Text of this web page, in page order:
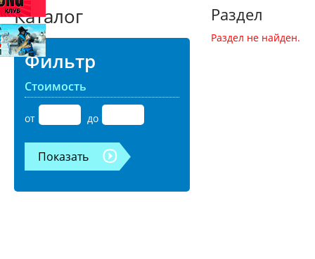
Каталог
Фильтр
Стоимость
от до
Раздел
Раздел не найден.